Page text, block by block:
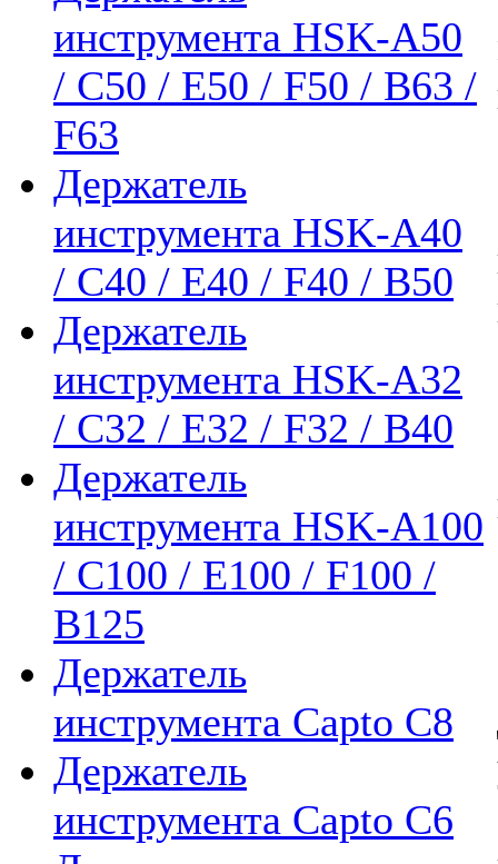
инструмента HSK-A50
/ C50 / E50 / F50 / B63 /
F63
Держатель
инструмента HSK-A40
/ C40 / E40 / F40 / B50
Держатель
инструмента HSK-A32
/ C32 / E32 / F32 / B40
Держатель
инструмента HSK-A100
/ C100 / E100 / F100 /
B125
Держатель
инструмента Capto C8
Держатель
инструмента Capto C6